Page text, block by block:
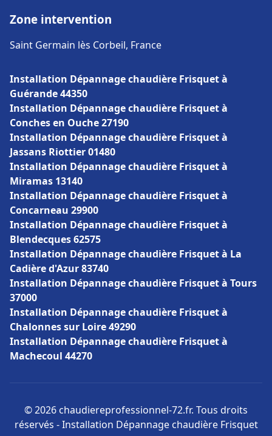
Zone intervention
Saint Germain lès Corbeil, France
Installation Dépannage chaudière Frisquet à
Guérande 44350
Installation Dépannage chaudière Frisquet à
Conches en Ouche 27190
Installation Dépannage chaudière Frisquet à
Jassans Riottier 01480
Installation Dépannage chaudière Frisquet à
Miramas 13140
Installation Dépannage chaudière Frisquet à
Concarneau 29900
Installation Dépannage chaudière Frisquet à
Blendecques 62575
Installation Dépannage chaudière Frisquet à La
Cadière d'Azur 83740
Installation Dépannage chaudière Frisquet à Tours
37000
Installation Dépannage chaudière Frisquet à
Chalonnes sur Loire 49290
Installation Dépannage chaudière Frisquet à
Machecoul 44270
© 2026 chaudiereprofessionnel-72.fr. Tous droits
réservés - Installation Dépannage chaudière Frisquet